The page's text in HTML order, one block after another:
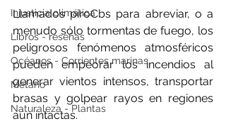
Injusticia climática
Libros - reseñas
Océanos - Corrientes marinas
Metano
Naturaleza - Plantas
Llamados piroCbs para abreviar, o a
menudo sólo tormentas de fuego, los
peligrosos fenómenos atmosféricos
pueden empeorar los incendios al
generar vientos intensos, transportar
brasas y golpear rayos en regiones
aún intactas.